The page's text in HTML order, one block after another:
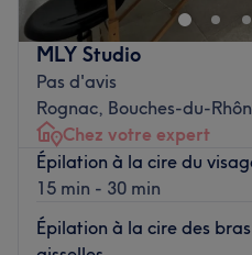
moment rien qu'à vous grâce
effectués avec
pause bien-être rapide ou
salon met l'accent sur les
mémorable.
Transport public le plus
Stalingrad.
MLY Studio
Pas d'avis
Rognac, Bouches-du-
Chez votre expert
Épilation à la cire du
15 min - 30 min
Épilation à la cire des